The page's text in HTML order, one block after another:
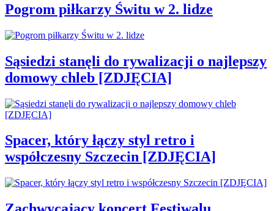
Pogrom piłkarzy Świtu w 2. lidze
Sąsiedzi stanęli do rywalizacji o najlepszy
domowy chleb [ZDJĘCIA]
Spacer, który łączy styl retro i
współczesny Szczecin [ZDJĘCIA]